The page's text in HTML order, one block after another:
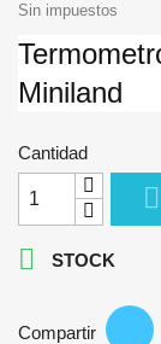
Sin impuestos
Miniland
Cantidad

 STOCK
Compartir